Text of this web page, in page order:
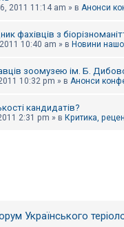
2011 11:14 am » в Анонси
фахівців з
10:40 am » в Новини
зоомузею ім. Б.
10:32 pm » в Анонси
кандидатів?
2:31 pm » в Критика,
Українського